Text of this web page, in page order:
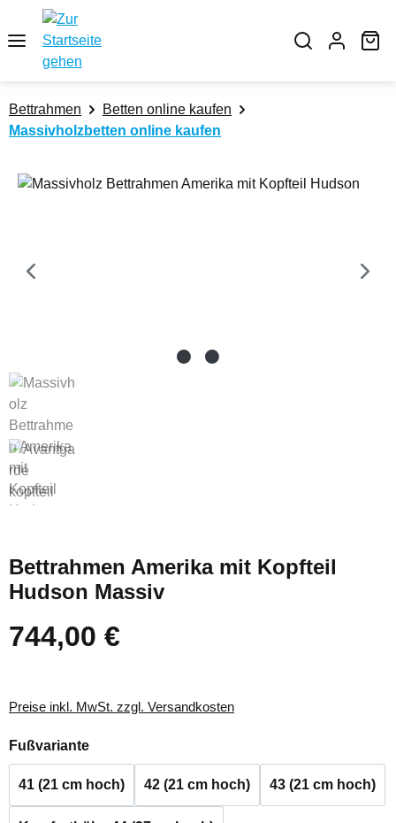
Zum Hauptinhalt springen
Bettrahmen
Betten online kaufen
Massivholzbetten online kaufen
Bildergalerie überspringen
Bettrahmen Amerika mit Kopfteil
Hudson Massiv
Regulärer Preis:
744,00 €
Preise inkl. MwSt. zzgl. Versandkosten
Fußvarianteauswählen
41 (21 cm hoch) 42 (21 cm hoch) 43 (21 cm hoch)